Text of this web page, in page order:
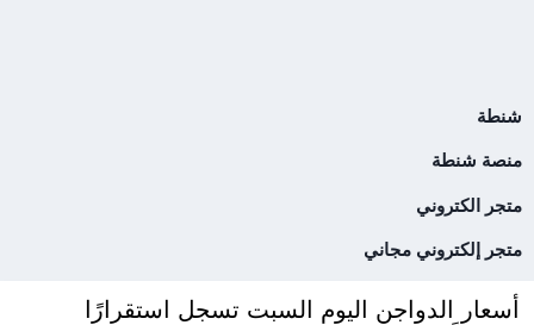
شنطة
منصة شنطة
متجر الكتروني
متجر إلكتروني مجاني
أسعار الدواجن اليوم السبت تسجل استقرارًا